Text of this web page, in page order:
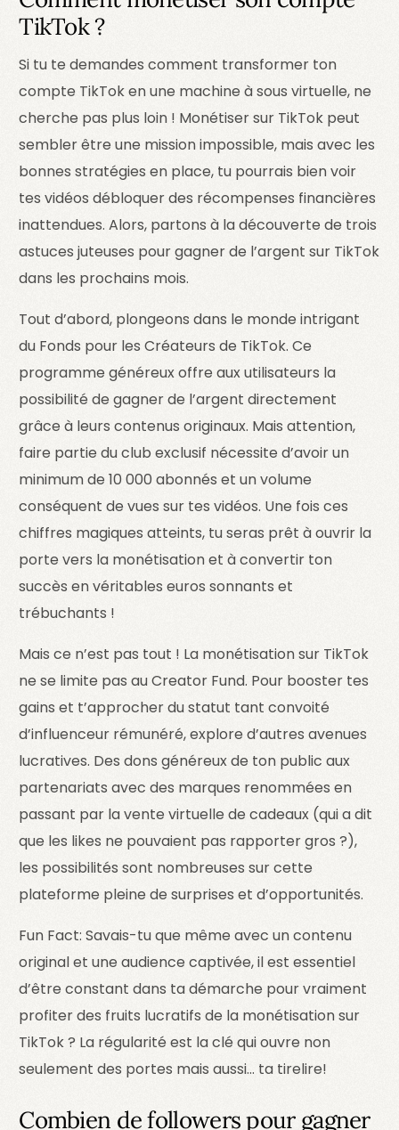
TikTok ?
Si tu te demandes comment transformer ton
compte TikTok en une machine à sous virtuelle, ne
cherche pas plus loin ! Monétiser sur TikTok peut
sembler être une mission impossible, mais avec les
bonnes stratégies en place, tu pourrais bien voir
tes vidéos débloquer des récompenses financières
inattendues. Alors, partons à la découverte de trois
astuces juteuses pour gagner de l’argent sur TikTok
dans les prochains mois.
Tout d’abord, plongeons dans le monde intrigant
du Fonds pour les Créateurs de TikTok. Ce
programme généreux offre aux utilisateurs la
possibilité de gagner de l’argent directement
grâce à leurs contenus originaux. Mais attention,
faire partie du club exclusif nécessite d’avoir un
minimum de 10 000 abonnés et un volume
conséquent de vues sur tes vidéos. Une fois ces
chiffres magiques atteints, tu seras prêt à ouvrir la
porte vers la monétisation et à convertir ton
succès en véritables euros sonnants et
trébuchants !
Mais ce n’est pas tout ! La monétisation sur TikTok
ne se limite pas au Creator Fund. Pour booster tes
gains et t’approcher du statut tant convoité
d’influenceur rémunéré, explore d’autres avenues
lucratives. Des dons généreux de ton public aux
partenariats avec des marques renommées en
passant par la vente virtuelle de cadeaux (qui a dit
que les likes ne pouvaient pas rapporter gros ?),
les possibilités sont nombreuses sur cette
plateforme pleine de surprises et d’opportunités.
Fun Fact: Savais-tu que même avec un contenu
original et une audience captivée, il est essentiel
d’être constant dans ta démarche pour vraiment
profiter des fruits lucratifs de la monétisation sur
TikTok ? La régularité est la clé qui ouvre non
seulement des portes mais aussi… ta tirelire!
Combien de followers pour gagner